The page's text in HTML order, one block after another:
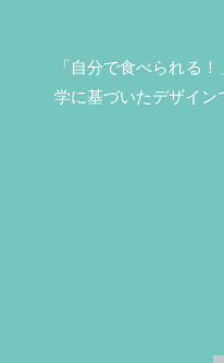
「自分で食べられる
学に基づいたデザイン